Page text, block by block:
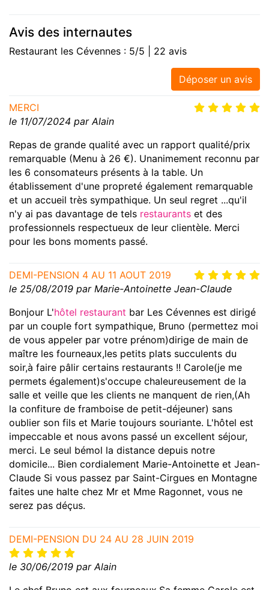
Avis des internautes
Restaurant les Cévennes : 5/5 | 22 avis
Déposer un avis
MERCI
le 11/07/2024 par Alain
Repas de grande qualité avec un rapport qualité/prix
remarquable (Menu à 26 €). Unanimement reconnu par
les 6 consomateurs présents à la table. Un
établissement d'une propreté également remarquable
et un accueil très sympathique. Un seul regret ...qu'il
n'y ai pas davantage de tels restaurants et des
professionnels respectueux de leur clientèle. Merci
pour les bons moments passé.
DEMI-PENSION 4 AU 11 AOUT 2019
le 25/08/2019 par Marie-Antoinette Jean-Claude
Bonjour L'hôtel restaurant bar Les Cévennes est dirigé
par un couple fort sympathique, Bruno (permettez moi
de vous appeler par votre prénom)dirige de main de
maître les fourneaux,les petits plats succulents du
soir,à faire pâlir certains restaurants !! Carole(je me
permets également)s'occupe chaleureusement de la
salle et veille que les clients ne manquent de rien,(Ah
la confiture de framboise de petit-déjeuner) sans
oublier son fils et Marie toujours souriante. L'hôtel est
impeccable et nous avons passé un excellent séjour,
merci. Le seul bémol la distance depuis notre
domicile... Bien cordialement Marie-Antoinette et Jean-
Claude Si vous passez par Saint-Cirgues en Montagne
faites une halte chez Mr et Mme Ragonnet, vous ne
serez pas déçus.
DEMI-PENSION DU 24 AU 28 JUIN 2019
le 30/06/2019 par Alain